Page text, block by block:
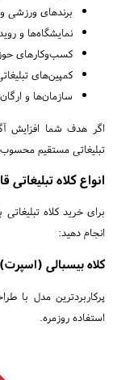
برندهای ورزشی
نمایشگاه‌ها و
کسب‌وکارهای
کمپین‌های
سازمان‌ها و
اگر هدف شما افزایش
تبلیغاتی مستقیم
انواع کلاه
برای خرید کلاه
انجام دهید:
کلاه بیسبالی (اسپرت)
پرکاربردترین مدل با
استفاده روزمره.